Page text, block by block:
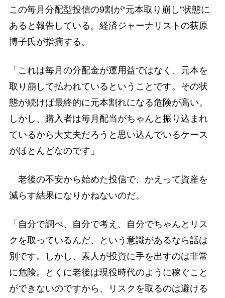
この毎月分配型投信の9割が“元本取り崩し”状態に
あると報告している。経済ジャーナリストの荻原
博子氏が指摘する。
「これは毎月の分配金が運用益ではなく、元本を
取り崩して払われているということです。その状
態が続けば最終的に元本割れになる危険が高い。
しかし、購入者は毎月配当がちゃんと振り込まれ
ているから大丈夫だろうと思い込んでいるケース
がほとんどなのです」
老後の不安から始めた投信で、かえって資産を
減らす結果になりかねないのだ。
「自分で調べ、自分で考え、自分でちゃんとリス
クを取っているんだ、という意識があるなら話は
別です。しかし、素人が投資に手を出すのは非常
に危険。とくに老後は現役時代のように稼ぐこと
ができないのですから、リスクを取るのは避ける